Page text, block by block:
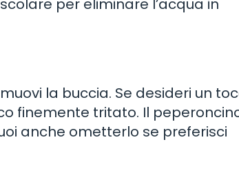
per eliminare l’acqua in
la buccia. Se desideri un
finemente tritato. Il
anche ometterlo se preferisci